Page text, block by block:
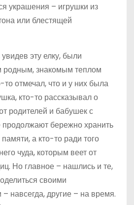
украшения – игрушки из
или блестящей
эту елку, были
родным, знакомым теплом
то отмечал, что и у них была
кто-то рассказывал о
родителей и бабушек с
бережно хранить
а кто-то ради того
чуда, которым веет от
Но главное – нашлись и те,
своими
навсегда, другие – на время.